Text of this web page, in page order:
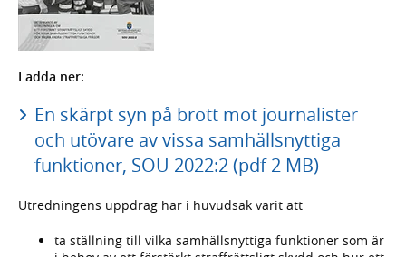
Ladda ner:
En skärpt syn på brott mot journalister
och utövare av vissa samhällsnyttiga
funktioner, SOU 2022:2 (pdf 2 MB)
Utredningens uppdrag har i huvudsak varit att
ta ställning till vilka samhällsnyttiga funktioner som är